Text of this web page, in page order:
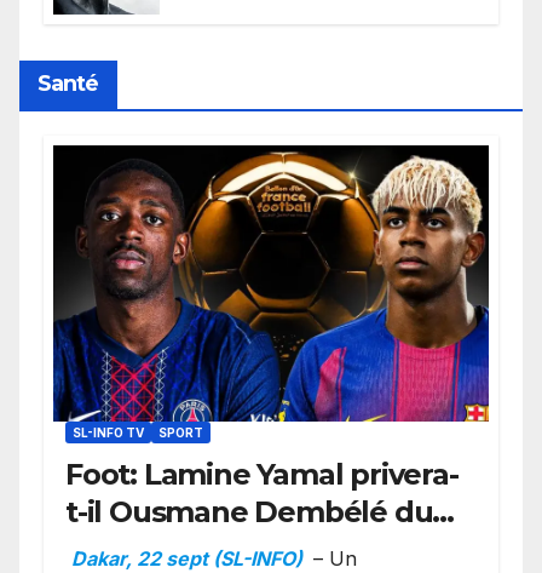
Santé
SL-INFO TV SPORT
Foot: Lamine Yamal privera-
t-il Ousmane Dembélé du
Ballon d’or ?
Dakar, 22 sept (SL-INFO) – Un